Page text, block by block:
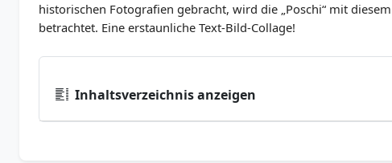
historischen Fotografien gebracht, wird die „Poschi“ mit
betrachtet. Eine erstaunliche Text-Bild-Collage!
Inhaltsverzeichnis anzeigen